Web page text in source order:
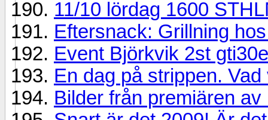
11/10 lördag 1600
Eftersnack: Grillning
Event Björkvik 2st
En dag på strippen.
Bilder från premiären